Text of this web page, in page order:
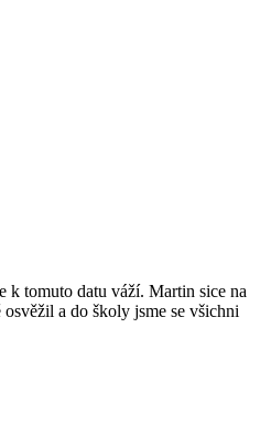
k tomuto datu váží. Martin sice na
a do školy jsme se všichni